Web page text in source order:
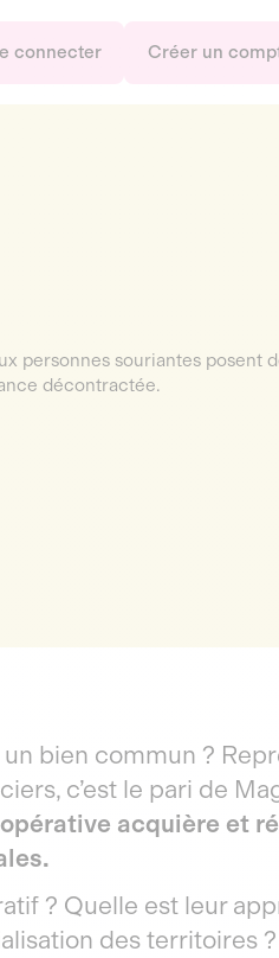
connecter Créer un
bien commun ?
c’est le pari de
acquière et
? Quelle est leur
des territoires ?